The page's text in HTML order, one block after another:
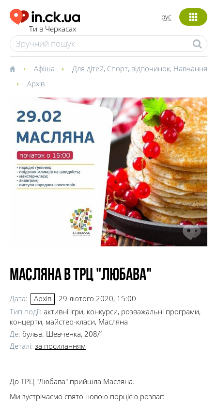
Ти в Черкасах
рус
Афіша Для дітей, Спорт, відпочинок, Навчання
Архів
Масляна в ТРЦ "Любава"
Дата: Архів
29 лютого 2020, 15:00
Тип події: активні ігри, конкурси, розважальні програми,
концерти, майстер-класи, Масляна
Де: бульв. Шевченка, 208/1
Деталі: за посиланням
До ТРЦ "Любава" прийшла Масляна.
Ми зустрічаємо свято новою порцією розваг: